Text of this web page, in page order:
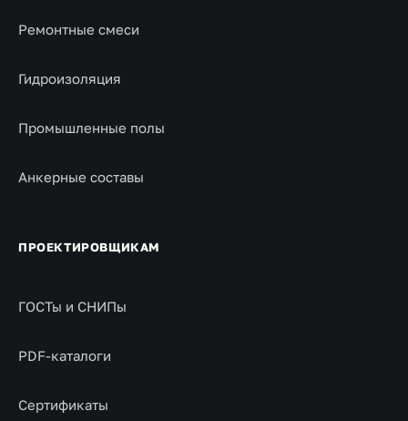
Ремонтные смеси
Гидроизоляция
Промышленные полы
Анкерные составы
ПРОЕКТИРОВЩИКАМ
ГОСТы и СНИПы
PDF-каталоги
Сертификаты